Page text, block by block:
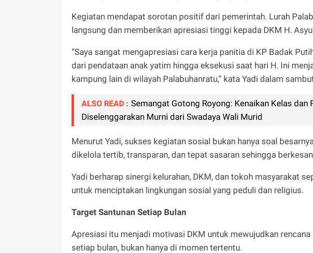
Kegiatan mendapat sorotan positif dari pemerintah. Lurah
langsung dan memberikan apresiasi tinggi kepada DKM H.
“Saya sangat mengapresiasi cara kerja panitia di KP Badak
dari pendataan anak yatim hingga eksekusi saat hari H. Ini
kampung lain di wilayah Palabuhanratu,” kata Yadi dalam
ALSO READ : Semangat Gotong Royong: Kenaikan Kelas dan
Diselenggarakan Murni dari Swadaya Wali Murid
Menurut Yadi, sukses kegiatan sosial bukan hanya soal
dikelola tertib, transparan, dan tepat sasaran sehingga
Yadi berharap sinergi kelurahan, DKM, dan tokoh masyarakat
untuk menciptakan lingkungan sosial yang peduli dan religius.
Target Santunan Setiap Bulan
Apresiasi itu menjadi motivasi DKM untuk mewujudkan
setiap bulan, bukan hanya di momen tertentu.